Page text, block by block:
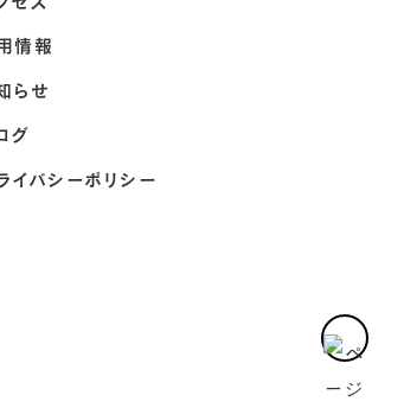
情報
らせ
グ
イバシーポリシー